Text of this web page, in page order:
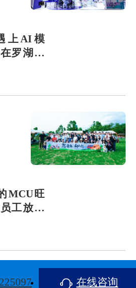
上AI模
罗湖展
MCU旺
工放了
在线咨询